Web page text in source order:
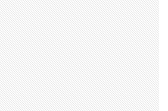
ดยมีตัวละครดัง เช่น มิกกี้, ปีเตอร์ แ
ป็นนักดนตรีบรรเลงเพลงซิมโฟนีสุดอ
#PlazaHollywood
#TravelTogether